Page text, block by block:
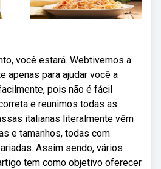
você estará. Webtivemos a
apenas para ajudar você a
pois não é fácil
e reunimos todas as
italianas literalmente vêm
e tamanhos, todas com
Assim sendo, vários
tem como objetivo oferecer